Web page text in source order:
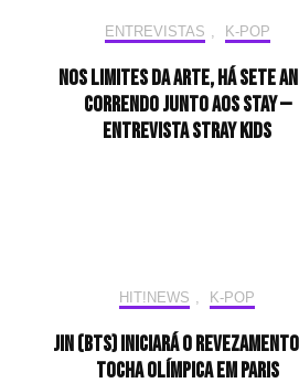
ENTREVISTAS , K-POP
Nos limites da arte, há sete
correndo junto aos STAY —
Entrevista Stray Kids
HIT!NEWS , K-POP
Jin (BTS) iniciará o
tocha olímpica em Paris